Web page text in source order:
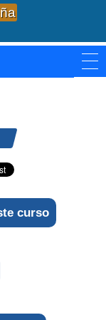
curso